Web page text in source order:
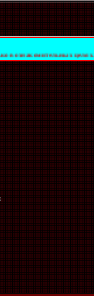
целях. За их